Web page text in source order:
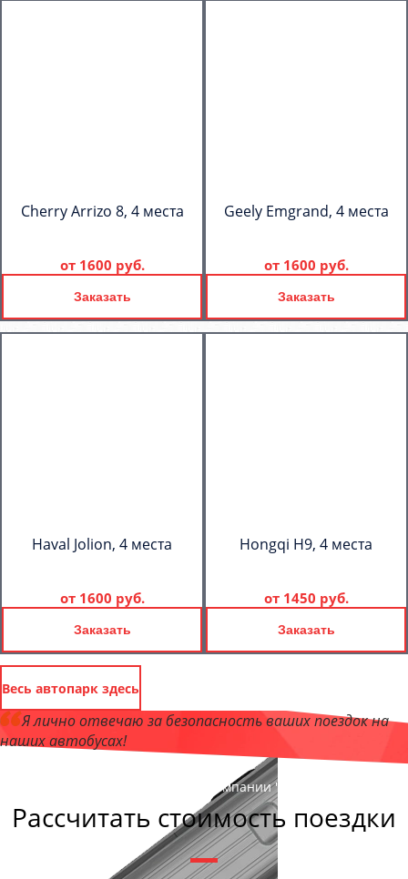
Cherry Arrizo 8, 4 места
от 1600 руб.
Заказать
Geely Emgrand, 4 места
от 1600 руб.
Заказать
Haval Jolion, 4 места
от 1600 руб.
Заказать
Hongqi H9, 4 места
от 1450 руб.
Заказать
Весь автопарк здесь
Я лично отвечаю за безопасность ваших поездок на
наших автобусах!
, директор компании "ЯроБас"
Рассчитать стоимость поездки